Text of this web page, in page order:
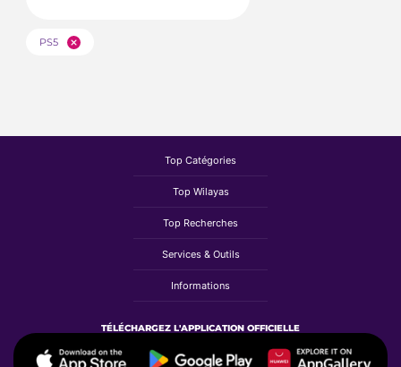
PS5
Top Catégories
Top Wilayas
Top Recherches
Services & Outils
Informations
TÉLÉCHARGEZ L'APPLICATION OFFICIELLE